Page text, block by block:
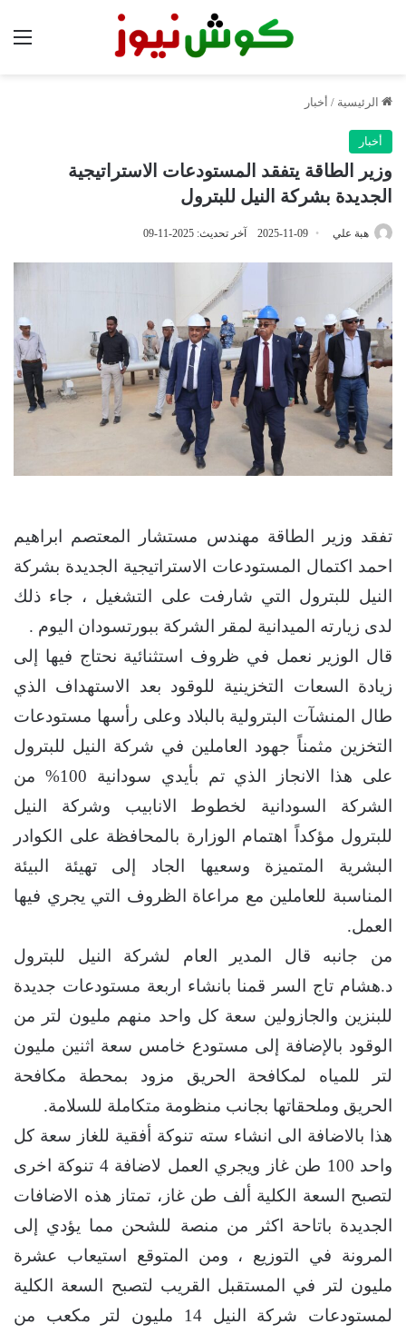
الرئيسية / أخبار
أخبار
وزير الطاقة يتفقد المستودعات الاستراتيجية
الجديدة بشركة النيل للبترول
هبة علي 2025-11-09 آخر تحديث: 2025-11-09
تفقد وزير الطاقة مهندس مستشار المعتصم ابراهيم
احمد اكتمال المستودعات الاستراتيجية الجديدة بشركة
النيل للبترول التي شارفت على التشغيل ، جاء ذلك
لدى زيارته الميدانية لمقر الشركة ببورتسودان اليوم .
قال الوزير نعمل في ظروف استثنائية نحتاج فيها إلى
زيادة السعات التخزينية للوقود بعد الاستهداف الذي
طال المنشآت البترولية بالبلاد وعلى رأسها مستودعات
التخزين مثمناً جهود العاملين في شركة النيل للبترول
على هذا الانجاز الذي تم بأيدي سودانية 100% من
الشركة السودانية لخطوط الانابيب وشركة النيل
للبترول مؤكداً اهتمام الوزارة بالمحافظة على الكوادر
البشرية المتميزة وسعيها الجاد إلى تهيئة البيئة
المناسبة للعاملين مع مراعاة الظروف التي يجري فيها
العمل.
من جانبه قال المدير العام لشركة النيل للبترول
د.هشام تاج السر قمنا بانشاء اربعة مستودعات جديدة
للبنزين والجازولين سعة كل واحد منهم مليون لتر من
الوقود بالإضافة إلى مستودع خامس سعة اثنين مليون
لتر للمياه لمكافحة الحريق مزود بمحطة مكافحة
الحريق وملحقاتها بجانب منظومة متكاملة للسلامة.
هذا بالاضافة الى انشاء سته تنوكة أفقية للغاز سعة كل
واحد 100 طن غاز ويجري العمل لاضافة 4 تنوكة اخرى
لتصبح السعة الكلية ألف طن غاز، تمتاز هذه الاضافات
الجديدة باتاحة اكثر من منصة للشحن مما يؤدي إلى
المرونة في التوزيع ، ومن المتوقع استيعاب عشرة
مليون لتر في المستقبل القريب لتصبح السعة الكلية
لمستودعات شركة النيل 14 مليون لتر مكعب من